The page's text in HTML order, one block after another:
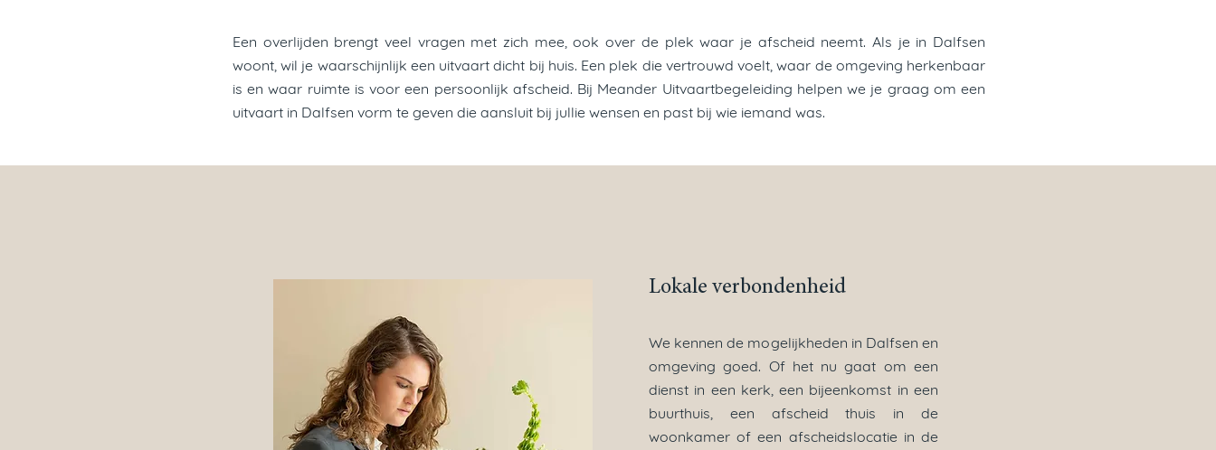
Een overlijden brengt veel vragen met zich mee, ook over de plek waar je afscheid neemt. Als je in Dalfsen
woont, wil je waarschijnlijk een uitvaart dicht bij huis. Een plek die vertrouwd voelt, waar de omgeving herkenbaar
is en waar ruimte is voor een persoonlijk afscheid. Bij Meander Uitvaartbegeleiding helpen we je graag om een
uitvaart in Dalfsen vorm te geven die aansluit bij jullie wensen en past bij wie iemand was.
Lokale verbondenheid
We kennen de mogelijkheden in Dalfsen en
omgeving goed. Of het nu gaat om een
dienst in een kerk, een bijeenkomst in een
buurthuis, een afscheid thuis in de
woonkamer of een afscheidslocatie in de